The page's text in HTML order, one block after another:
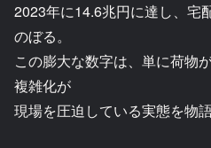
2023年に14.6兆円に達し、宅
のぼる。
この膨大な数字は、単に荷物
複雑化が
現場を圧迫している実態を物語